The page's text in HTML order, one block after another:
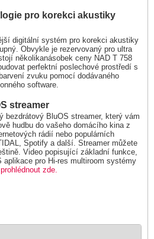
pro korekci akustiky
digitální systém pro korekci akustiky
Obvykle je rezervovaný pro ultra
několikanásobek ceny NAD T 758
perfektní poslechové prostředí s
zvuku pomocí dodávaného
software.
streamer
bezdrátový BluOS streamer, který vám
hudbu do vašeho domácího kina z
rádií nebo populárních
Spotify a další. Streamer můžete
Video popisující základní funkce,
pro Hi-res multiroom systémy
prohlédnout zde.